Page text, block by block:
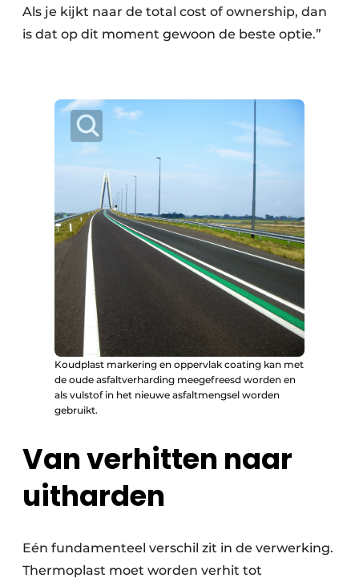
Als je kijkt naar de total cost of ownership, dan
is dat op dit moment gewoon de beste optie.”
Koudplast markering en oppervlak coating kan met
de oude asfaltverharding meegefreesd worden en
als vulstof in het nieuwe asfaltmengsel worden
gebruikt.
Van verhitten naar
uitharden
Eén fundamenteel verschil zit in de verwerking.
Thermoplast moet worden verhit tot